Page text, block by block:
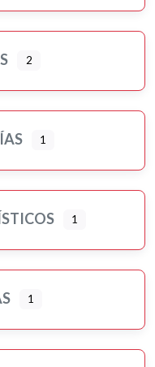
2
1
1
1